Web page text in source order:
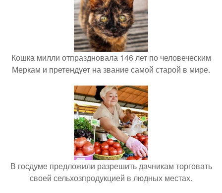
Кошка милли отпраздновала 146 лет по человеческим
Меркам и претендует на звание самой старой в мире.
В госдуме предложили разрешить дачникам торговать
своей сельхозпродукцией в людных местах.